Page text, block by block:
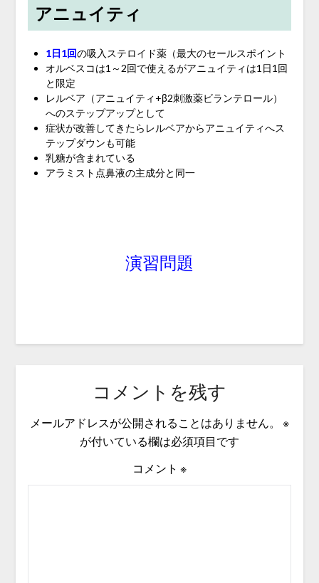
アニュイティ
1日1回の吸入ステロイド薬（最大のセールスポイント
オルベスコは1～2回で使えるがアニュイティは1日1回
と限定
レルベア（アニュイティ+β2刺激薬ビランテロール）
へのステップアップとして
症状が改善してきたらレルベアからアニュイティへス
テップダウンも可能
乳糖が含まれている
アラミスト点鼻液の主成分と同一
演習問題
コメントを残す
メールアドレスが公開されることはありません。
※
が付いている欄は必須項目です
コメント ※